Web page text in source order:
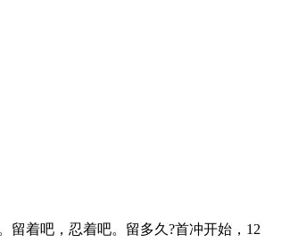
留着吧，忍着吧。留多久?首冲开始，12